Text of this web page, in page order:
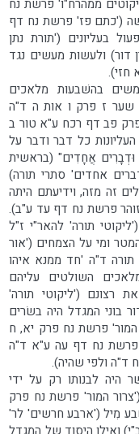
ממהרח"ו' פרשת נח
('כתם פז' פרשת נח דף
בעליונים ('תורת נתן
דור) ולעשות מעשים נגד
חזי).
בהשׁבעות מלאכים
ז פרק ו אות ה ד"ה
פב דף רכח ע"א טור ב
כל דבר ודבר על
אֲחָדִים" (בראשית
אחדים' סתרי תורה)
זה מזה, וידיעתם היתה
פרשת נח דף עד ע"ב).
תורה' להאר"י ז"ל
ומי על הצמחים ('אור
ד"ה 'חד ממנא איהו
השולטים עליהם
רצונם ('ליקוטי תורה'
בוני המגדל היה בשׂרים
המור' פרשת נח פרק יא, ח
פרשת נח דף עה ע"א ד"ה
ד"ה ולפי שהיה).
היה לבנותו רק על ידי
המור' פרשת נח פרק
מִיל ('ארבע חרשים' לר'